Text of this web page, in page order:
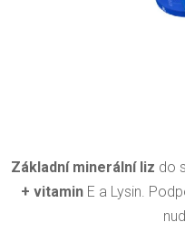
Základní minerální liz do
+ vitamin E a Lysin.